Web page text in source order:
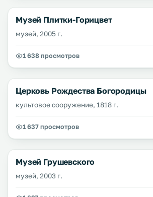
Музей Плитки-Горицвет
музей, 2005 г.
1 638 просмотров
Церковь Рождества Богородицы
культовое сооружение, 1818 г.
1 637 просмотров
Музей Грушевского
музей, 2003 г.